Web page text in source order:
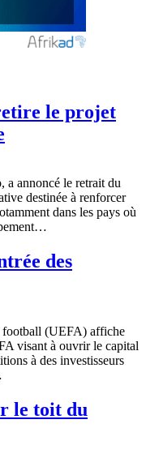
le projet
annoncé le retrait du
destinée à renforcer
dans les pays où
des
football (UEFA) affiche
visant à ouvrir le capital
à des investisseurs
le toit du